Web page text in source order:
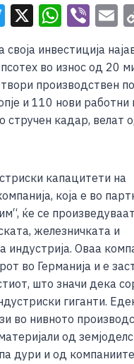
T
wi
tt
er
X W
at
s
A
p
Vi
b
er
E
m
ai
l
инвестиција
во износ од 20
производствен
и 110 нови работни
стручен кадар,
капацитети на
која е во
ќе се
железничката и
индустрија. Оваа
во Германија и е
што значи дека
гиганти.
во нивното
од
дури и од